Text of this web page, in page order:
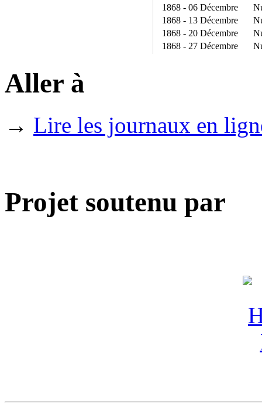
1868 - 06 Décembre
1868 - 13 Décembre
1868 - 20 Décembre
1868 - 27 Décembre
Aller à
→ Lire les journaux en
Projet soutenu par